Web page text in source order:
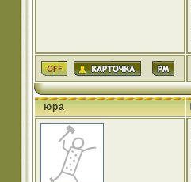
юра